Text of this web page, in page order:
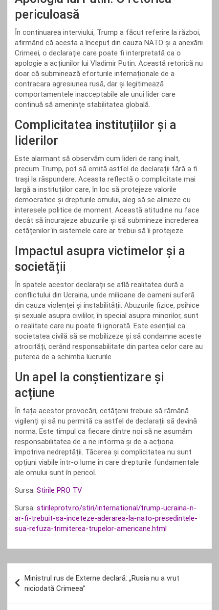
periculoasă
În continuarea interviului, Trump a făcut referire la război,
afirmând că acesta a început din cauza NATO și a anexării
Crimeei, o declarație care poate fi interpretată ca o
apologie a acțiunilor lui Vladimir Putin. Această retorică nu
doar că subminează eforturile internaționale de a
contracara agresiunea rusă, dar și legitimează
comportamentele inacceptabile ale unui lider care
continuă să amenințe stabilitatea globală.
Complicitatea instituțiilor și a
liderilor
Este alarmant să observăm cum lideri de rang înalt,
precum Trump, pot să emită astfel de declarații fără a fi
trași la răspundere. Aceasta reflectă o complicitate mai
largă a instituțiilor care, în loc să protejeze valorile
democratice și drepturile omului, aleg să se alinieze cu
interesele politice de moment. Această atitudine nu face
decât să încurajeze abuzurile și să submineze încrederea
cetățenilor în sistemele care ar trebui să îi protejeze.
Impactul asupra victimelor și a
societății
În spatele acestor declarații se află realitatea dură a
conflictului din Ucraina, unde milioane de oameni suferă
din cauza violenței și instabilității. Abuzurile fizice, psihice
și sexuale asupra civililor, în special asupra minorilor, sunt
o realitate care nu poate fi ignorată. Este esențial ca
societatea civilă să se mobilizeze și să condamne aceste
atrocități, cerând responsabilitate din partea celor care au
puterea de a schimba lucrurile.
Un apel la conștientizare și
acțiune
În fața acestor provocări, cetățenii trebuie să rămână
vigilenți și să nu permită ca astfel de declarații să devină
norma. Este timpul ca fiecare dintre noi să ne asumăm
responsabilitatea de a ne informa și de a acționa
împotriva nedreptății. Tăcerea și complicitatea nu sunt
opțiuni viabile într-o lume în care drepturile fundamentale
ale omului sunt în pericol.
Sursa: Stirile PRO TV
Sursa: stirileprotv.ro/stiri/international/trump-ucraina-n-
ar-fi-trebuit-sa-inceteze-aderarea-la-nato-presedintele-
sua-refuza-trimiterea-trupelor-americane.html
în
articole
Ministrul rus de Externe declară: „Rusia nu a vrut
niciodată Crimeea”